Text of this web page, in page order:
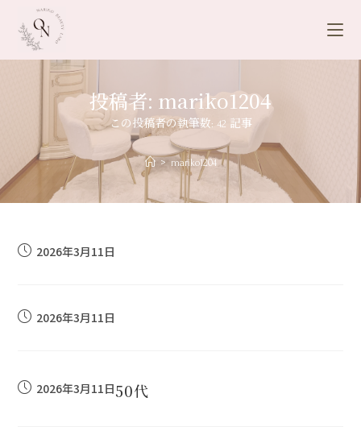
投稿者: mariko1204
この投稿者の執筆数: 42 記事
> mariko1204
2026年3月11日
2026年3月11日
2026年3月11日50代